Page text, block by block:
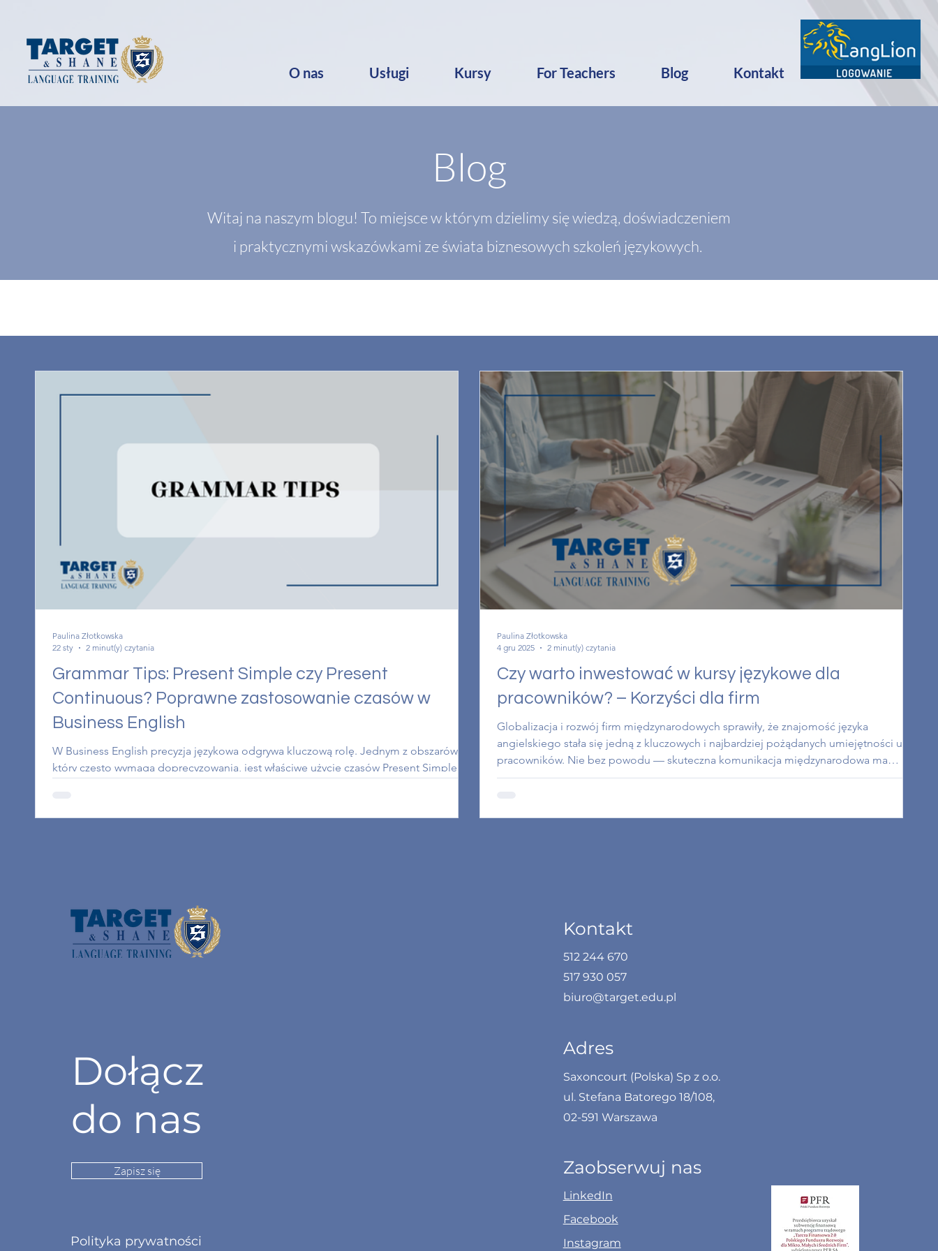
O nas Usługi Kursy For Teachers Blog Kontakt
Blog
Witaj na naszym blogu! To miejsce w którym dzielimy się wiedzą, doświadczeniem
i praktycznymi wskazówkami ze świata biznesowych szkoleń językowych.
Grammar Tips: Present Simple czy Present
Continuous? Poprawne zastosowanie czasów w
Business English
W Business English precyzja językowa odgrywa kluczową rolę. Jednym z obszarów,
który często wymaga doprecyzowania, jest właściwe użycie czasów Present Simple i
wybór między tymi dwoma czasami pozwala jasno komunikować zakres obowiązków,
Paulina Złotkowska
22 sty
2 minut(y) czytania
Czy warto inwestować w kursy językowe dla
pracowników? – Korzyści dla firm
Globalizacja i rozwój firm międzynarodowych sprawiły, że znajomość języka
angielskiego stała się jedną z kluczowych i najbardziej pożądanych umiejętności u
pracowników. Nie bez powodu — skuteczna komunikacja międzynarodowa ma
bezpośredni wpływ na rozwój firmy, budowanie relacji i sprawność operacyjną. W
Paulina Złotkowska
4 gru 2025
2 minut(y) czytania
Dołącz
do nas
Zapisz się
Polityka prywatności
Kontakt
512 244 670
517 930 057
biuro@target.edu.pl
Adres
Saxoncourt (Polska) Sp z o.o.
ul. Stefana Batorego 18/108,
02-591 Warszawa
Zaobserwuj nas
LinkedIn
Facebook
Instagram